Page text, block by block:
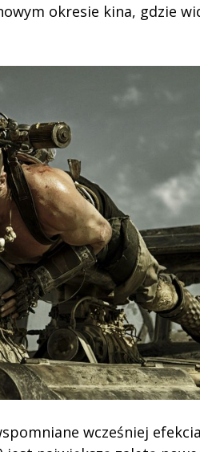
okresie kina, gdzie
wcześniej